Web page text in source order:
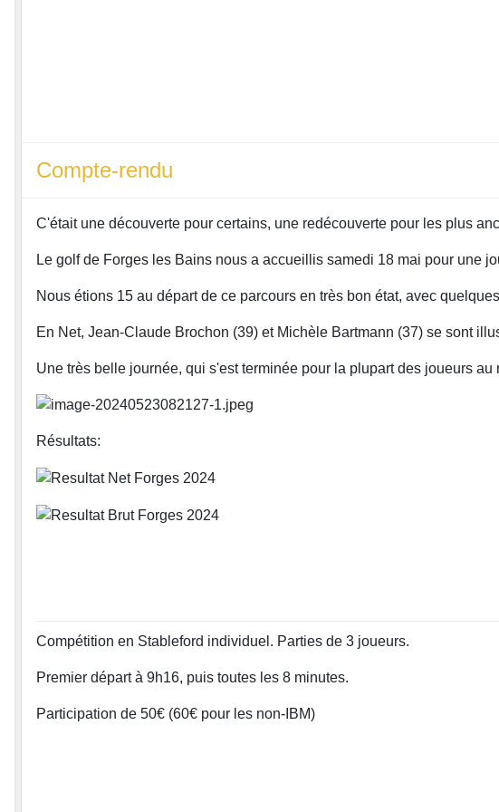
Compte-rendu
C'était une découverte pour certains, une redécouverte pour les plus
Le golf de Forges les Bains nous a accueillis samedi 18 mai pour une
Nous étions 15 au départ de ce parcours en très bon état, avec
En Net, Jean-Claude Brochon (39) et Michèle Bartmann (37) se sont
Une très belle journée, qui s'est terminée pour la plupart des joueurs au
Résultats:
Compétition en Stableford individuel. Parties de 3 joueurs.
Premier départ à 9h16, puis toutes les 8 minutes.
Participation de 50€ (60€ pour les non-IBM)